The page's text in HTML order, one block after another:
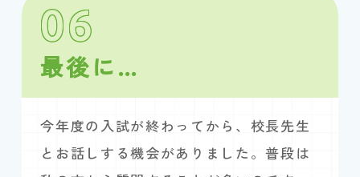
06
最後に…
今年度の入試が終わってから、校長先生
とお話しする機会がありました。普段は